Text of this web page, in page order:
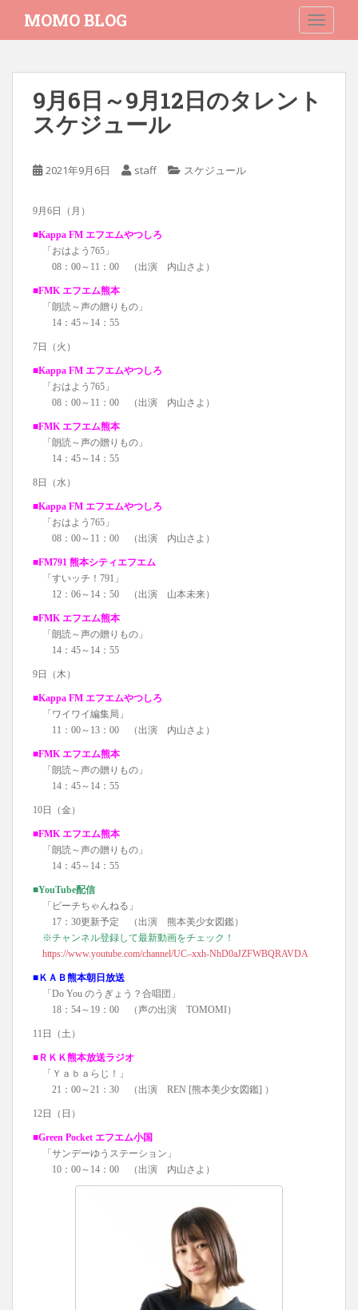
i
MOMO BLOG
9月6日～9月12日のタレント
スケジュール
2021年9月6日 staff スケジュール
9月6日（月）
■Kappa FM エフエムやつしろ
「おはよう765」
08：00～11：00 （出演 内山さよ）
■FMK エフエム熊本
「朗読～声の贈りもの」
14：45～14：55
7日（火）
■Kappa FM エフエムやつしろ
「おはよう765」
08：00～11：00 （出演 内山さよ）
■FMK エフエム熊本
「朗読～声の贈りもの」
14：45～14：55
8日（水）
■Kappa FM エフエムやつしろ
「おはよう765」
08：00～11：00 （出演 内山さよ）
■FM791 熊本シティエフエム
「すいッチ！791」
12：06～14：50 （出演 山本未来）
■FMK エフエム熊本
「朗読～声の贈りもの」
14：45～14：55
9日（木）
■Kappa FM エフエムやつしろ
「ワイワイ編集局」
11：00～13：00 （出演 内山さよ）
■FMK エフエム熊本
「朗読～声の贈りもの」
14：45～14：55
10日（金）
■FMK エフエム熊本
「朗読～声の贈りもの」
14：45～14：55
■YouTube配信
「ピーチちゃんねる」
17：30更新予定 （出演 熊本美少女図鑑）
※チャンネル登録して最新動画をチェック！
https://www.youtube.com/channel/UC–xxh-NhD0aJZFWBQRAVDA
■ＫＡＢ熊本朝日放送
「Do You のうぎょう？合唱団」
18：54～19：00 （声の出演 TOMOMI）
11日（土）
■ＲＫＫ熊本放送ラジオ
「Ｙａｂａらじ！」
21：00～21：30 （出演 REN [熊本美少女図鑑] ）
12日（日）
■Green Pocket エフエム小国
「サンデーゆうステーション」
10：00～14：00 （出演 内山さよ）